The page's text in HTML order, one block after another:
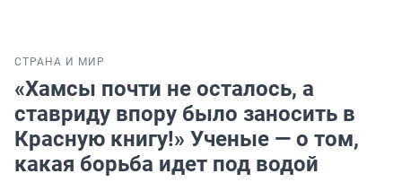
СТРАНА И МИР
«Хамсы почти не осталось, а
ставриду впору было заносить в
Красную книгу!» Ученые — о том,
какая борьба идет под водой